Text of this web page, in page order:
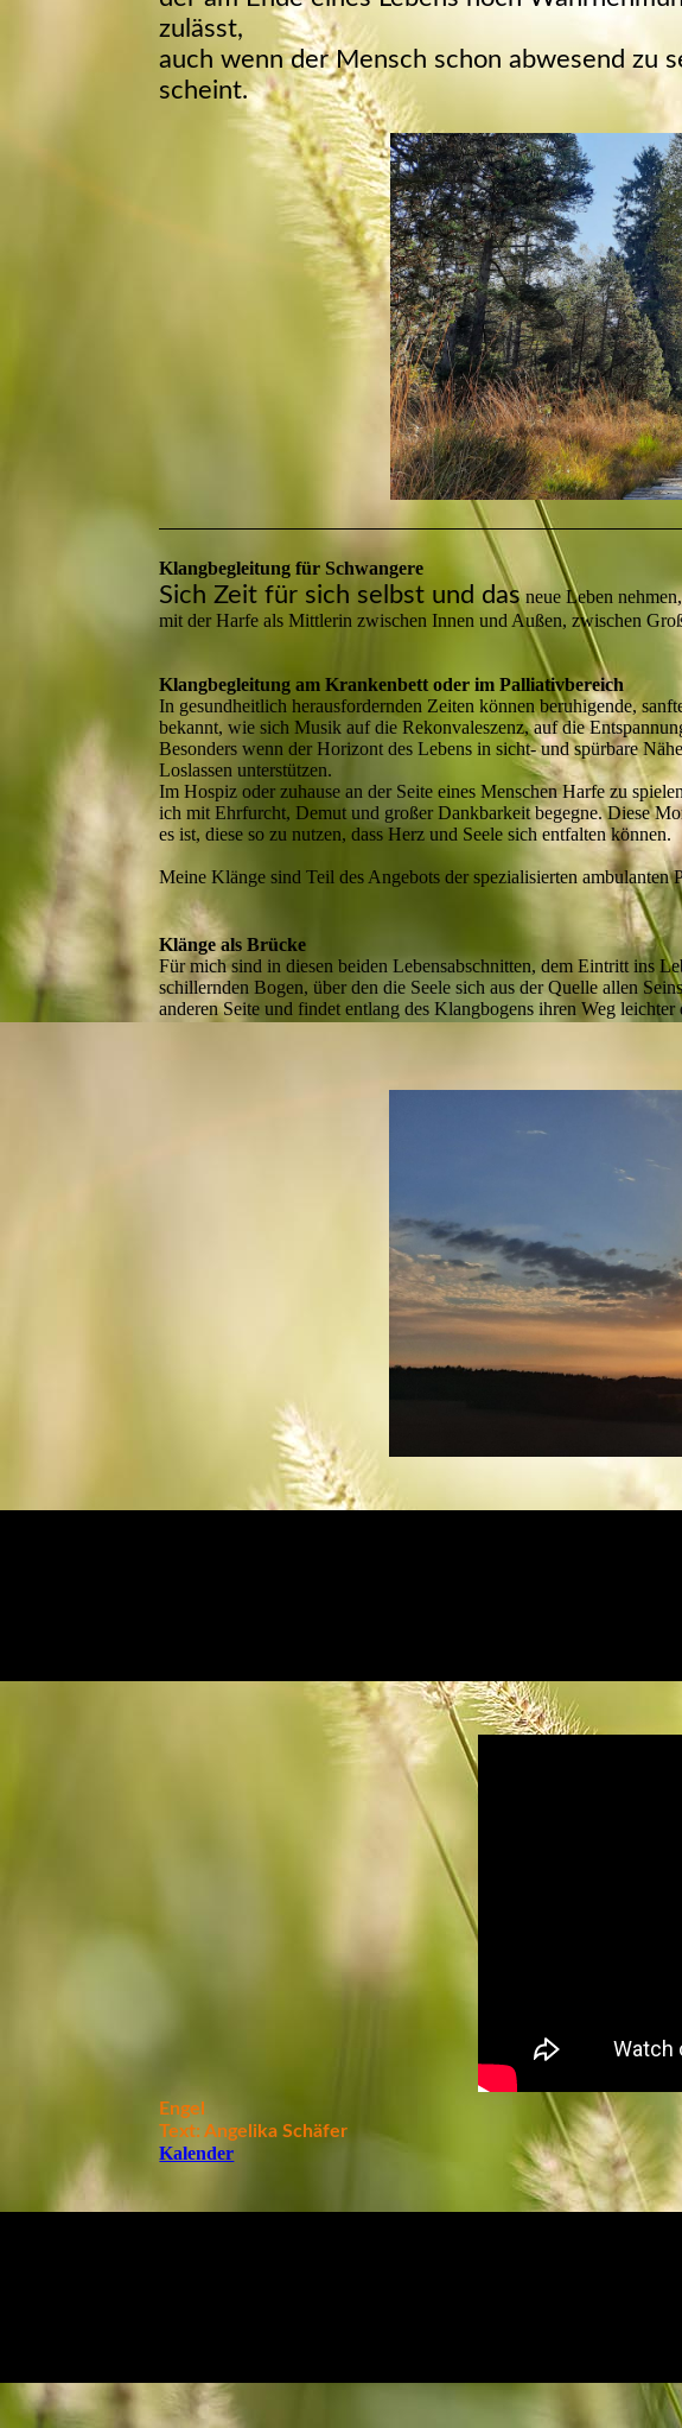
zulässt,
auch wenn der Mensch schon abwesend zu
scheint.
Klangbegleitung für Schwangere
Sich Zeit für sich selbst und dasneue Leben
mit der Harfe als Mittlerin zwischen Innen und Außen, zwischen
Klangbegleitung am Krankenbett oder im Palliativbereich
In gesundheitlich herausfordernden Zeiten können beruhigende,
bekannt, wie sich Musik auf die Rekonvaleszenz, auf die
Besonders wenn der Horizont des Lebens in sicht- und spürbare
Loslassen unterstützen.
Im Hospiz oder zuhause an der Seite eines Menschen Harfe zu
ich mit Ehrfurcht, Demut und großer Dankbarkeit begegne. Diese
es ist, diese so zu nutzen, dass Herz und Seele sich entfalten können.
Meine Klänge sind Teil des Angebots der spezialisierten
Klänge als Brücke
Für mich sind in diesen beiden Lebensabschnitten, dem Eintritt ins
schillernden Bogen, über den die Seele sich aus der Quelle allen
anderen Seite und findet entlang des Klangbogens ihren Weg
Engel
Text: Angelika Schäfer
Kalender